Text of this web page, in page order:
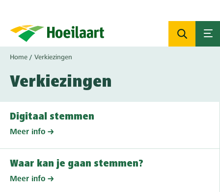
naar
inhoud
Kruimelpad
Home Verkiezingen
Verkiezingen
Digitaal stemmen
Meer info
Waar kan je gaan stemmen?
Meer info